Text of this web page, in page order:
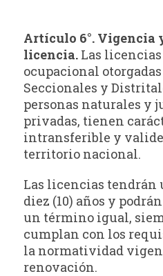
Artículo 6°. Vigencia
licencia. Las
ocupacional
Seccionales y
personas naturales y
privadas, tienen
intransferible y
territorio nacional.
Las licencias tendrán
diez (10) años y
un término igual,
cumplan con los
la normatividad
renovación.